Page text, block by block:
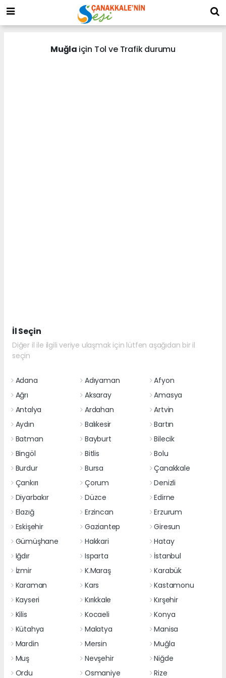
Muğla için Tol ve Trafik durumu
İl Seçin
Diğer il ile ilgili veriye ulaşmak için lütfen aşağıdan bir il
seçin
Adana Adıyaman
Afyon
Ağrı
Aksaray
Amasya
Antalya
Ardahan
Artvin
Aydın
Balıkesir
Bartın
Batman
Bayburt
Bilecik
Bingöl
Bitlis
Bolu
Burdur
Bursa
Çanakkale
Çankırı
Çorum
Denizli
Diyarbakır
Düzce
Edirne
Elazığ
Erzincan
Erzurum
Eskişehir
Gaziantep
Giresun
Gümüşhane
Hakkari
Hatay
Iğdır
Isparta
İstanbul
İzmir
K.Maraş
Karabük
Karaman
Kars
Kastamonu
Kayseri
Kırıkkale
Kırşehir
Kilis
Kocaeli
Konya
Kütahya
Malatya
Manisa
Mardin
Mersin
Muğla
Muş
Nevşehir
Niğde
Ordu
Osmaniye Rize